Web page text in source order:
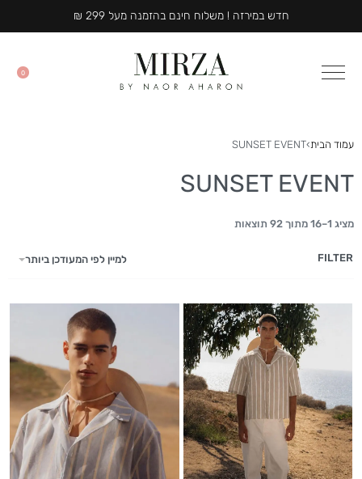
חדש במירזה ! משלוח חינם בהזמנה מעל 299 ₪
MIRZA WINTER COLLECTION
חדש במירזה ! משלוח חינם בהזמנה מעל 299 ₪
MIRZA WINTER COLLECTION
חדש במירזה ! משלוח חינם בהזמנה מעל 299 ₪
MIRZA WINTER COLLECTION
0
עמוד הבית›
SUNSET EVENT
SUNSET EVENT
מציג 1–16 מתוך 92 תוצאות
למיין לפי המעודכן ביותר FILTER